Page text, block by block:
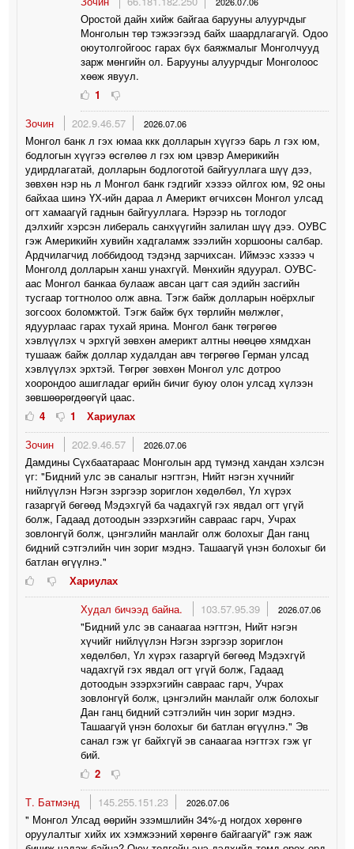
Оростой дайн хийж байгаа барууны алуурчдыг
Монголын төр тэжээгээд байх шаардлагагүй. Одоо
оюутолгойгоос гарах бүх баяжмалыг Монголчууд
зарж мөнгийн ол. Барууны алуурчдыг Монголоос
хөөж явуул.
1
Зочин
202.9.46.57 2026.07.06
Монгол банк л гэх юмаа ккк долларын хүүгээ барь л гэх юм,
бодлогын хүүгээ өсгөлөө л гэх юм цэвэр Америкийн
удирдлагатай, долларын бодлоготой байгууллага шүү дээ,
зөвхөн нэр нь л Монгол банк гэдгийг хэзээ ойлгох юм, 92 оны
байхаа шинэ ҮХ-ийн дараа л Америкт өгчихсөн Монгол улсад
огт хамаагүй гаднын байгууллага. Нэрээр нь тоглодог
дэлхийг хэрсэн либераль санхүүгийн залилан шүү дээ. ОУВС
гэж Америкийн хувийн хадгаламж зээлийн хоршооны салбар.
Ардчилагчид лоббидоод тэдэнд зарчихсан. Иймээс хэзээ ч
Монголд долларын ханш унахгүй. Мөнхийн ядуурал. ОУВС-
аас Монгол банкаа булааж авсан цагт сая эдийн засгийн
тусгаар тогтнолоо олж авна. Тэгж байж долларын ноёрхлыг
зогсоох боломжтой. Тэгж байж бүх төрлийн мөлжлөг,
ядуурлаас гарах тухай ярина. Монгол банк төгрөгөө
хэвлүүлэх ч эрхгүй зөвхөн америкт алтны нөөцөө хямдхан
тушааж байж доллар худалдан авч төгрөгөө Герман улсад
хэвлүүлэх эрхтэй. Төгрөг зөвхөн Монгол улс дотроо
хоорондоо ашигладаг өрийн бичиг буюу олон улсад хүлээн
зөвшөөрөгдөөгүй цаас.
4
1
Хариулах
Зочин
202.9.46.57 2026.07.06
Дамдины Сүхбаатараас Монголын ард түмэнд хандан хэлсэн
үг: "Бидний улс эв саналыг нэгтгэн, Нийт нэгэн хүчнийг
нийлүүлэн Нэгэн зэргээр зориглон хөдөлбөл, Үл хүрэх
газаргүй бөгөөд Мэдэхгүй ба чадахгүй гэх явдал огт үгүй
болж, Гадаад дотоодын эзэрхэгийн савраас гарч, Учрах
зовлонгүй болж, цэнгэлийн манлайг олж болохыг Дан ганц
бидний сэтгэлийн чин зориг мэднэ. Ташаагүй үнэн болохыг би
батлан өгүүлнэ."
Хариулах
Худал бичээд байна.
103.57.95.39 2026.07.06
"Бидний улс эв санаагаа нэгтгэн, Нийт нэгэн
хүчийг нийлүүлэн Нэгэн зэргээр зориглон
хөдөлбөл, Үл хүрэх газаргүй бөгөөд Мэдэхгүй
чадахгүй гэх явдал огт үгүй болж, Гадаад
дотоодын эзэрхэгийн савраас гарч, Учрах
зовлонгүй болж, цэнгэлийн манлайг олж болохыг
Дан ганц бидний сэтгэлийн чин зориг мэднэ.
Ташаагүй үнэн болохыг би батлан өгүүлнэ." Эв
санал гэж үг байхгүй эв санаагаа нэгтгэх гэж үг
бий.
2
Т. Батмэнд
145.255.151.23 2026.07.06
" Монгол Улсад өөрийн эзэмшлийн 34%-д ногдох хөрөнгө
оруулалтыг хийх их хэмжээний хөрөнгө байгаагүй" гэж яаж